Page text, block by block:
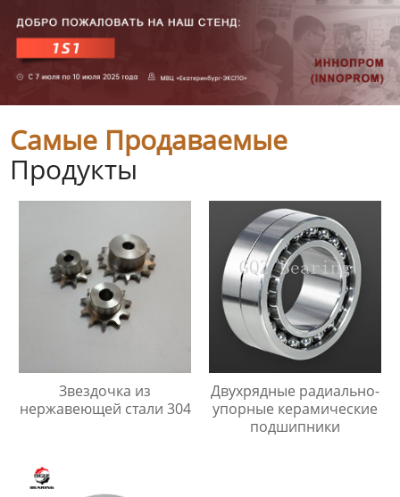
Самые Продаваемые
Продукты
Звездочка из
нержавеющей стали 304
Двухрядные радиально-
упорные керамические
подшипники